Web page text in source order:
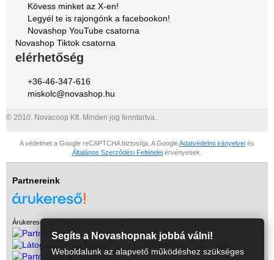
Kövess minket az X-en!
Legyél te is rajongónk a facebookon!
Novashop YouTube csatorna
Novashop Tiktok csatorna
elérhetőség
+36-46-347-616
miskolc@novashop.hu
© 2010. Novacoop Kft. Minden jog fenntartva.
A védelmet a Google reCAPTCHA biztosítja. A GoogleAdatvédelmi irányelvei és
Általános Szerződési Feltételei érvényesek.
Partnereink
Árukereső, a hiteles vásárlási kalauz
Segíts a Novashopnak jobbá válni!
Weboldalunk az alapvető működéshez szükséges